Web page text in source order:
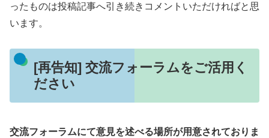
ったものは投稿記事へ引き続きコメントいただければと思
います。
[再告知] 交流フォーラムをご活用く
ださい
交流フォーラムにて意見を述べる場所が用意されておりま